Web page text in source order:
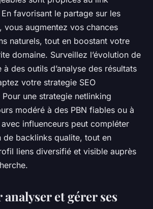
favorisant le partage sur les
vous augmentez vos chances
naturels, tout en boostant votre
domaine. Surveillez l’évolution de
des outils d’analyse des résultats
votre strategie SEO
une strategie netlinking
modéré à des PBN fiables ou à
influenceurs peut compléter
de backlinks qualite, tout en
liens diversifié et visible auprès
et gérer ses